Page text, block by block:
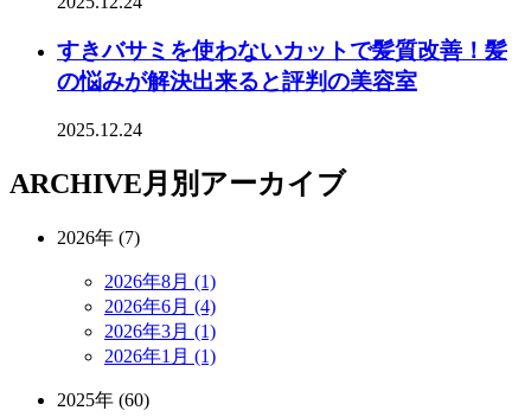
すきバサミを使わないカットで髪質改善！髪
の悩みが解決出来ると評判の美容室
2025.12.24
ARCHIVE月別アーカイブ
2026年 (7)
2026年8月 (1)
2026年6月 (4)
2026年3月 (1)
2026年1月 (1)
2025年 (60)